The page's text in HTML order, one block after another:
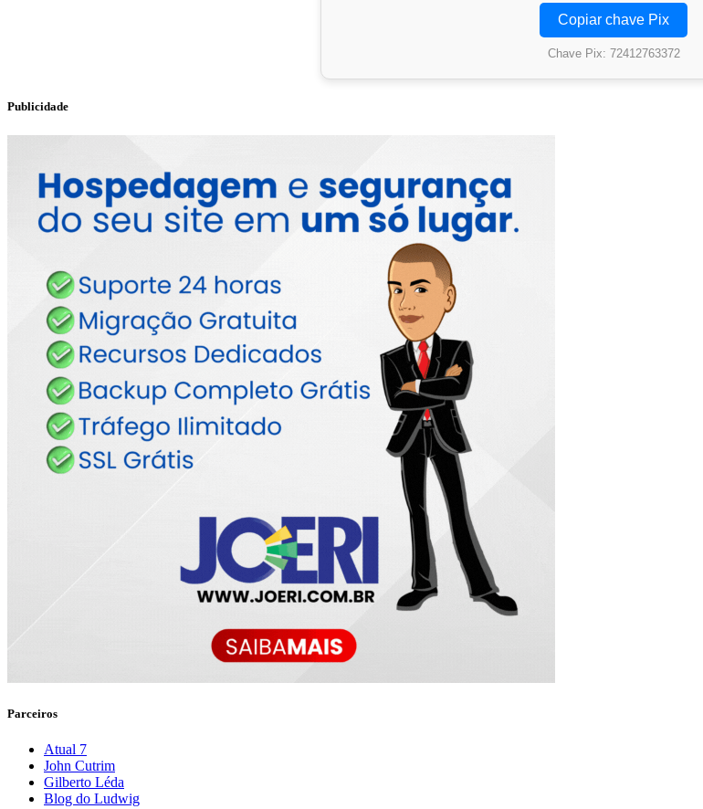
Copiar chave Pix
Chave Pix: 72412763372
Publicidade
Parceiros
Atual 7
John Cutrim
Gilberto Léda
Blog do Ludwig